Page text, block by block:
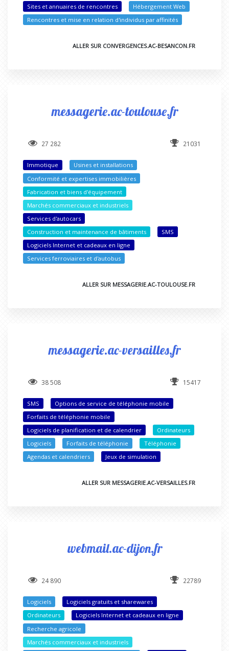
Sites et annuaires de rencontres
Hébergement Web
Rencontres et mise en relation d'individus par affinités
ALLER SUR CONVERGENCES.AC-BESANCON.FR
messagerie.ac-toulouse.fr
27 282 21031
Immotique
Usines et installations
Conformité et expertises immobilières
Fabrication et biens d'équipement
Marchés commerciaux et industriels
Services d'autocars
Construction et maintenance de bâtiments
SMS
Logiciels Internet et cadeaux en ligne
Services ferroviaires et d'autobus
ALLER SUR MESSAGERIE.AC-TOULOUSE.FR
messagerie.ac-versailles.fr
38 508 15417
SMS
Options de service de téléphonie mobile
Forfaits de téléphonie mobile
Logiciels de planification et de calendrier
Ordinateurs
Logiciels
Forfaits de téléphonie
Téléphonie
Agendas et calendriers
Jeux de simulation
ALLER SUR MESSAGERIE.AC-VERSAILLES.FR
webmail.ac-dijon.fr
24 890 22789
Logiciels
Logiciels gratuits et sharewares
Ordinateurs
Logiciels Internet et cadeaux en ligne
Recherche agricole
Marchés commerciaux et industriels